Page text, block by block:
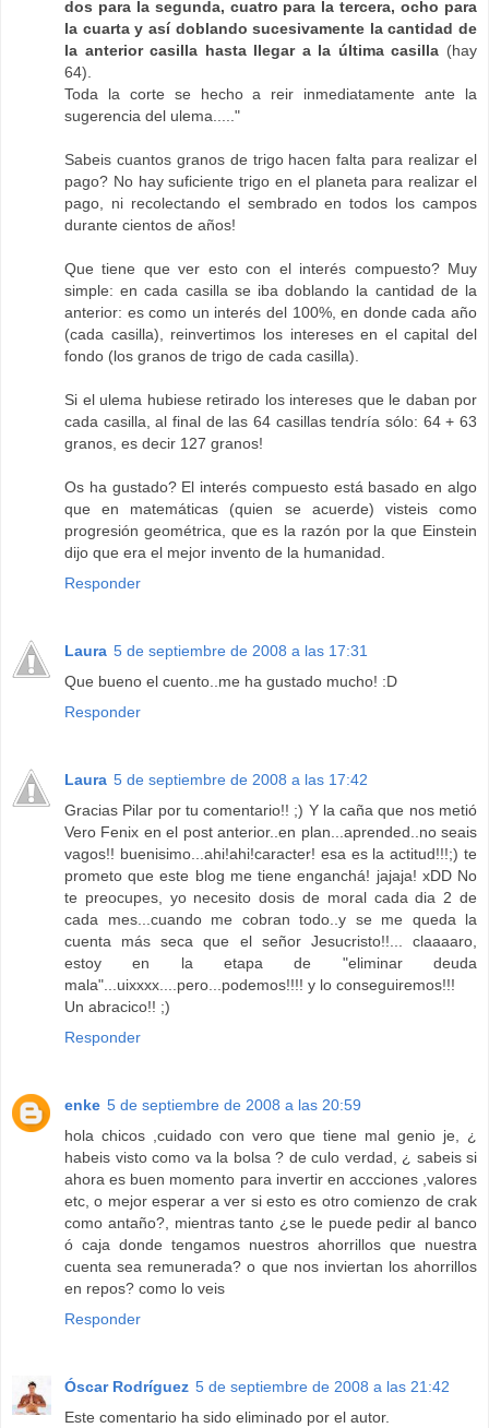
dos para la segunda, cuatro para la tercera, ocho para
la cuarta y así doblando sucesivamente la cantidad de
la anterior casilla hasta llegar a la última casilla (hay
64).
Toda la corte se hecho a reir inmediatamente ante la
sugerencia del ulema....."
Sabeis cuantos granos de trigo hacen falta para realizar el
pago? No hay suficiente trigo en el planeta para realizar el
pago, ni recolectando el sembrado en todos los campos
durante cientos de años!
Que tiene que ver esto con el interés compuesto? Muy
simple: en cada casilla se iba doblando la cantidad de la
anterior: es como un interés del 100%, en donde cada año
(cada casilla), reinvertimos los intereses en el capital del
fondo (los granos de trigo de cada casilla).
Si el ulema hubiese retirado los intereses que le daban por
cada casilla, al final de las 64 casillas tendría sólo: 64 + 63
granos, es decir 127 granos!
Os ha gustado? El interés compuesto está basado en algo
que en matemáticas (quien se acuerde) visteis como
progresión geométrica, que es la razón por la que Einstein
dijo que era el mejor invento de la humanidad.
Responder
Laura 5 de septiembre de 2008 a las 17:31
Que bueno el cuento..me ha gustado mucho! :D
Responder
Laura 5 de septiembre de 2008 a las 17:42
Gracias Pilar por tu comentario!! ;) Y la caña que nos metió
Vero Fenix en el post anterior..en plan...aprended..no seais
vagos!! buenisimo...ahi!ahi!caracter! esa es la actitud!!!;) te
prometo que este blog me tiene enganchá! jajaja! xDD No
te preocupes, yo necesito dosis de moral cada dia 2 de
cada mes...cuando me cobran todo..y se me queda la
cuenta más seca que el señor Jesucristo!!... claaaaro,
estoy en la etapa de "eliminar deuda
mala"...uixxxx....pero...podemos!!!! y lo conseguiremos!!!
Un abracico!! ;)
Responder
enke 5 de septiembre de 2008 a las 20:59
hola chicos ,cuidado con vero que tiene mal genio je, ¿
habeis visto como va la bolsa ? de culo verdad, ¿ sabeis si
ahora es buen momento para invertir en accciones ,valores
etc, o mejor esperar a ver si esto es otro comienzo de crak
como antaño?, mientras tanto ¿se le puede pedir al banco
ó caja donde tengamos nuestros ahorrillos que nuestra
cuenta sea remunerada? o que nos inviertan los ahorrillos
en repos? como lo veis
Responder
Óscar Rodríguez 5 de septiembre de 2008 a las 21:42
Este comentario ha sido eliminado por el autor.